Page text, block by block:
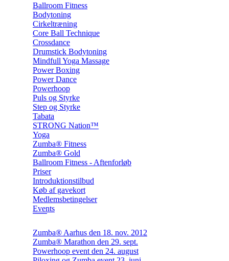
Ballroom Fitness
Bodytoning
Cirkeltræning
Core Ball Technique
Crossdance
Drumstick Bodytoning
Mindfull Yoga Massage
Power Boxing
Power Dance
Powerhoop
Puls og Styrke
Step og Styrke
Tabata
STRONG Nation™
Yoga
Zumba® Fitness
Zumba® Gold
Ballroom Fitness - Aftenforløb
Priser
Introduktionstilbud
Køb af gavekort
Medlemsbetingelser
Events
Zumba® Aarhus den 18. nov. 2012
Zumba® Marathon den 29. sept.
Powerhoop event den 24. august